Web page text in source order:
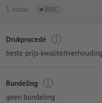
1 vouw
PEFC
Drukprocedé
beste prijs-kwaliteitverhouding
Bundeling
geen bundeling